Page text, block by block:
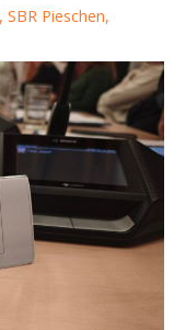
, SBR Pieschen,